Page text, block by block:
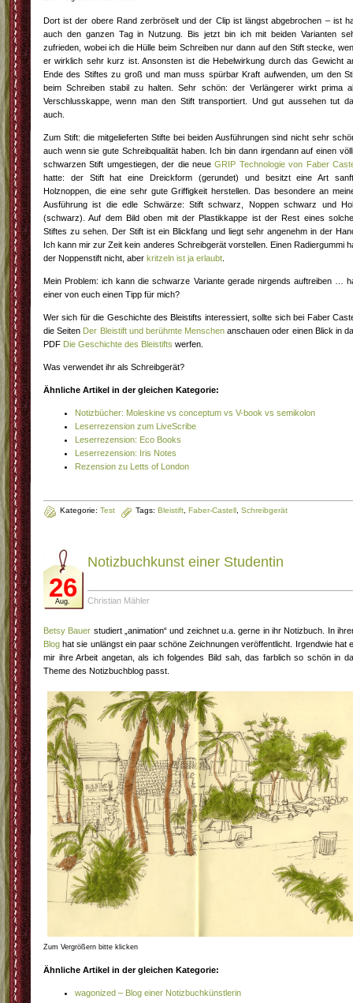
Dort ist der obere Rand zerbröselt und der Clip ist längst abgebrochen – ist
auch den ganzen Tag in Nutzung. Bis jetzt bin ich mit beiden Varianten
zufrieden, wobei ich die Hülle beim Schreiben nur dann auf den Stift stecke,
er wirklich sehr kurz ist. Ansonsten ist die Hebelwirkung durch das Gewicht
Ende des Stiftes zu groß und man muss spürbar Kraft aufwenden, um den
beim Schreiben stabil zu halten. Sehr schön: der Verlängerer wirkt prima
Verschlusskappe, wenn man den Stift transportiert. Und gut aussehen tut
auch.
Zum Stift: die mitgelieferten Stifte bei beiden Ausführungen sind nicht sehr
auch wenn sie gute Schreibqualität haben. Ich bin dann irgendann auf einen
schwarzen Stift umgestiegen, der die neueGRIP Technologie von Faber
hatte: der Stift hat eine Dreickform (gerundet) und besitzt eine Art
Holznoppen, die eine sehr gute Griffigkeit herstellen. Das besondere an
Ausführung ist die edle Schwärze: Stift schwarz, Noppen schwarz und
(schwarz). Auf dem Bild oben mit der Plastikkappe ist der Rest eines
Stiftes zu sehen. Der Stift ist ein Blickfang und liegt sehr angenehm in der
Ich kann mir zur Zeit kein anderes Schreibgerät vorstellen. Einen Radiergummi
der Noppenstift nicht, aber kritzeln ist ja erlaubt.
Mein Problem: ich kann die schwarze Variante gerade nirgends auftreiben …
einer von euch einen Tipp für mich?
Wer sich für die Geschichte des Bleistifts interessiert, sollte sich bei Faber
die Seiten Der Bleistift und berühmte Menschen anschauen oder einen Blick in
PDF Die Geschichte des Bleistifts werfen.
Was verwendet ihr als Schreibgerät?
Ähnliche Artikel in der gleichen Kategorie:
Notizbücher: Moleskine vs conceptum vs V-book vs semikolon
Leserrezension zum LiveScribe
Leserrezension: Eco Books
Leserrezension: Iris Notes
Rezension zu Letts of London
Kategorie: Test Tags: Bleistift, Faber-Castell , Schreibgerät
26
Aug.
Notizbuchkunst einer Studentin
Christian Mähler
Betsy Bauer studiert „animation“ und zeichnet u.a. gerne in ihr Notizbuch. In
Blog hat sie unlängst ein paar schöne Zeichnungen veröffentlicht. Irgendwie hat
mir ihre Arbeit angetan, als ich folgendes Bild sah, das farblich so schön in
Theme des Notizbuchblog passt.
Zum Vergrößern bitte klicken
Ähnliche Artikel in der gleichen Kategorie:
wagonized – Blog einer Notizbuchkünstlerin